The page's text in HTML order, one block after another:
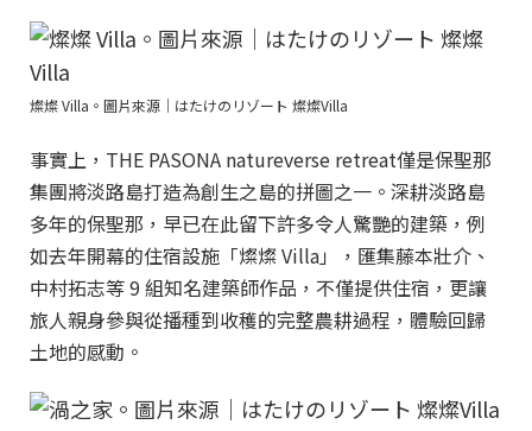
燦燦 Villa。圖片來源｜はたけのリゾート 燦燦Villa
事實上，THE PASONA natureverse retreat僅是保聖那
集團將淡路島打造為創生之島的拼圖之一。深耕淡路島
多年的保聖那，早已在此留下許多令人驚艷的建築，例
如去年開幕的住宿設施「燦燦 Villa」，匯集藤本壯介、
中村拓志等 9 組知名建築師作品，不僅提供住宿，更讓
旅人親身參與從播種到收穫的完整農耕過程，體驗回歸
土地的感動。